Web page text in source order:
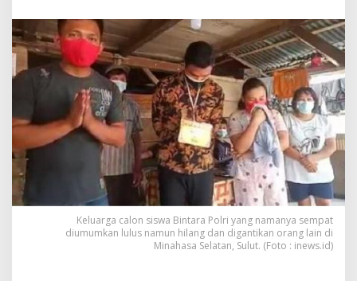
S
i
w
a
L
u
l
u
s
i
t
a
r
Keluarga calon siswa Bintara Polri yang namanya sempat
diumumkan lulus namun hilang dan digantikan orang lain di
Minahasa Selatan, Sulut. (Foto : inews.id)